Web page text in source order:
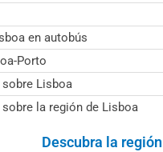
en autobús
Porto
Lisboa
la región de Lisboa
Descubra la región